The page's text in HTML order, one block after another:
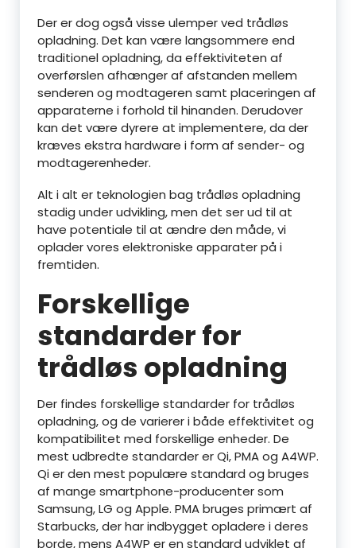
Der er dog også visse ulemper ved trådløs
opladning. Det kan være langsommere end
traditionel opladning, da effektiviteten af
overførslen afhænger af afstanden mellem
senderen og modtageren samt placeringen af
apparaterne i forhold til hinanden. Derudover
kan det være dyrere at implementere, da der
kræves ekstra hardware i form af sender- og
modtagerenheder.
Alt i alt er teknologien bag trådløs opladning
stadig under udvikling, men det ser ud til at
have potentiale til at ændre den måde, vi
oplader vores elektroniske apparater på i
fremtiden.
Forskellige
standarder for
trådløs opladning
Der findes forskellige standarder for trådløs
opladning, og de varierer i både effektivitet og
kompatibilitet med forskellige enheder. De
mest udbredte standarder er Qi, PMA og A4WP.
Qi er den mest populære standard og bruges
af mange smartphone-producenter som
Samsung, LG og Apple. PMA bruges primært af
Starbucks, der har indbygget opladere i deres
borde, mens A4WP er en standard udviklet af